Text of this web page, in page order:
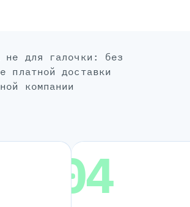
платной доставки
компании
04